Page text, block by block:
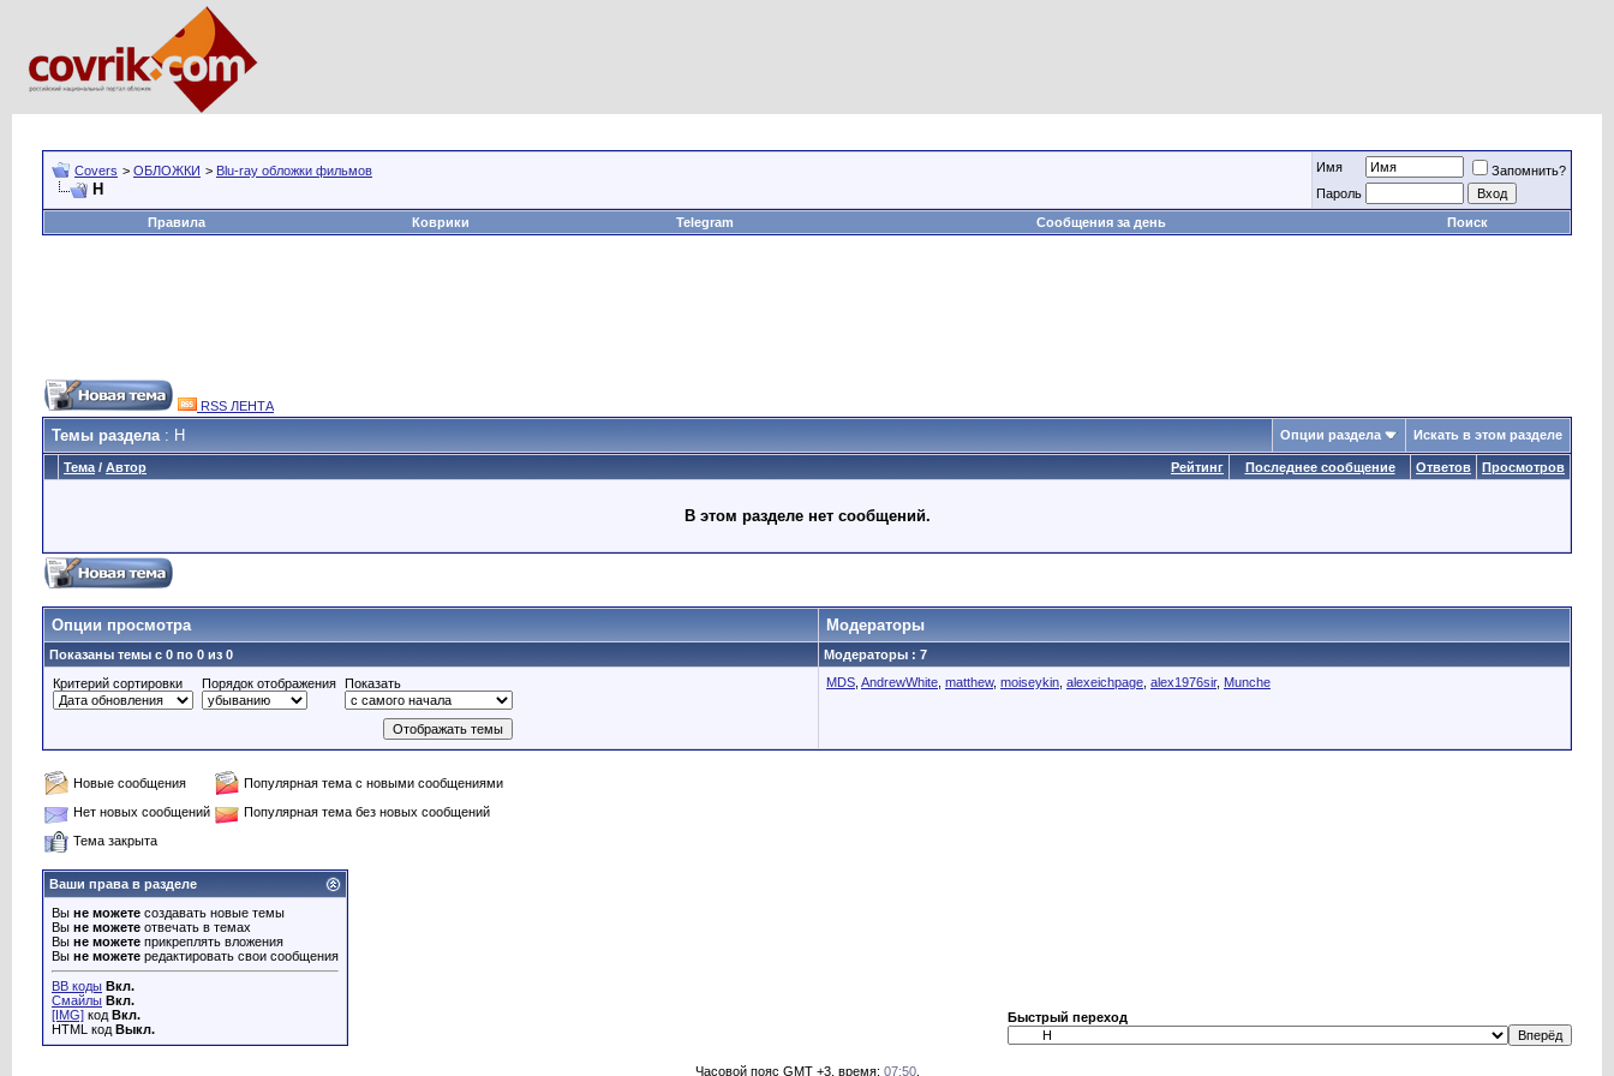
Covers > ОБЛОЖКИ > Blu-ray обложки фильмов
H
Имя
Запомнить?
Пароль
Правила
Коврики Telegram Сообщения за день Поиск
RSS ЛЕНТА
Темы раздела: H Опции раздела Искать в этом разделе
Рейтинг
Тема / Автор Последнее сообщение Ответов Просмотров
В этом разделе нет сообщений.
Опции просмотра Модераторы
Показаны темы с 0 по 0 из 0
Модераторы : 7
Критерий сортировки
Порядок отображения Показать MDS AndrewWhite matthew, moiseykin alexeichpage alex1976sir, Munche
Новые сообщения
Популярная тема с новыми сообщениями
Нет новых сообщений
Популярная тема без новых сообщений
Тема закрыта
Ваши права в разделе
Вы не можете создавать новые темы
Вы не можете отвечать в темах
Вы не можете прикреплять вложения
Вы не можете редактировать свои сообщения
BB коды Вкл.
Смайлы Вкл.
[IMG] код Вкл.
HTML код Выкл.
Быстрый переход
Часовой пояс GMT +3, время: 07:50.